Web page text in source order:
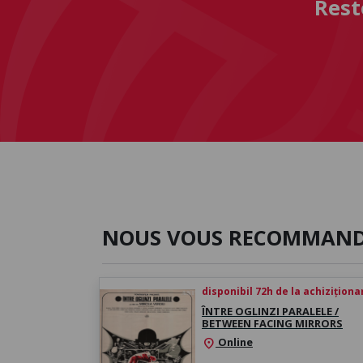
NOUS VOUS
disponibil 72h de la
ÎNTRE OGLINZI PARALELE /
BETWEEN FACING MIRRORS
location_on Online